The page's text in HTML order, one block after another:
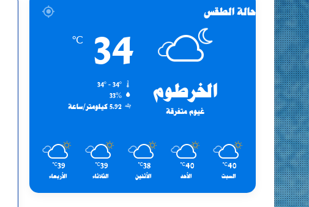
حالة الطقس
الخرطوم
غيوم متفرقة
34
℃
34º - 34º
33%
5.92 كيلومتر/ساعة
40
℃
السبت
40
℃
الأحد
38
℃
الأثنين
39
℃
الثلاثاء
39
℃
الأربعاء